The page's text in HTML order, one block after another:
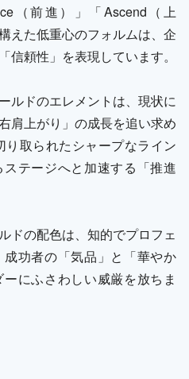
（前進）」「Ascend（上
えた低重心のフォルムは、企
頼性」を表現しています。
ルドのエレメントは、現状に
肩上がり」の成長を追い求め
取られたシャープなライン
テージへと加速する「推進
ドの配色は、知的でプロフェ
功者の「気品」と「華やか
にふさわしい威厳を放ちま